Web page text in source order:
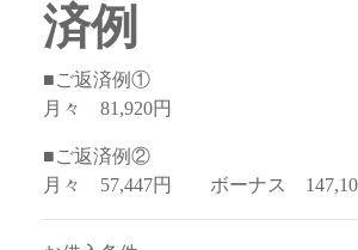
済例
■ご返済例①
月々 81,920円
■ご返済例②
月々 57,447円 ボーナス